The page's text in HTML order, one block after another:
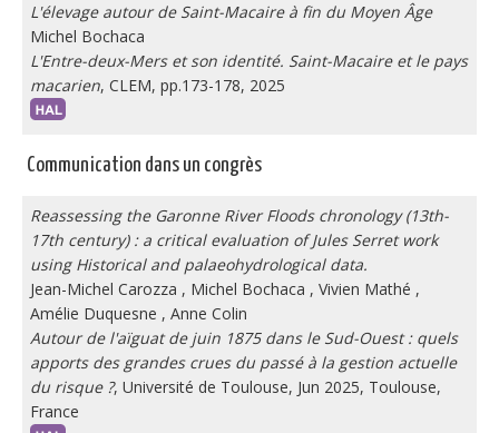
L'élevage autour de Saint-Macaire à fin du Moyen Âge
Michel Bochaca
L'Entre-deux-Mers et son identité. Saint-Macaire et le pays
macarien, CLEM, pp.173-178, 2025
Communication dans un congrès
Reassessing the Garonne River Floods chronology (13th-
17th century) : a critical evaluation of Jules Serret work
using Historical and palaeohydrological data.
Jean-Michel Carozza , Michel Bochaca , Vivien Mathé ,
Amélie Duquesne , Anne Colin
Autour de l'aïguat de juin 1875 dans le Sud-Ouest : quels
apports des grandes crues du passé à la gestion actuelle
du risque ?, Université de Toulouse, Jun 2025, Toulouse,
France